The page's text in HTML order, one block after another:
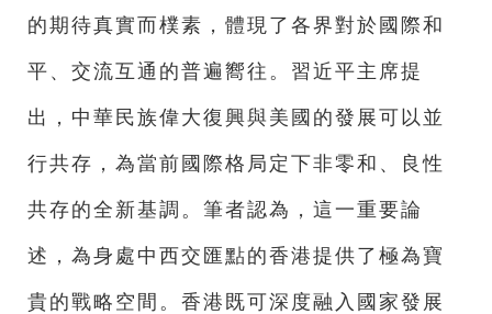
的期待真實而樸素，體現了各界對於國際和
平、交流互通的普遍嚮往。習近平主席提
出，中華民族偉大復興與美國的發展可以並
行共存，為當前國際格局定下非零和、良性
共存的全新基調。筆者認為，這一重要論
述，為身處中西交匯點的香港提供了極為寶
貴的戰略空間。香港既可深度融入國家發展